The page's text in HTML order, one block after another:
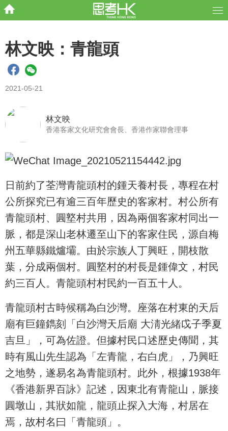
林文映：青龍頭
2021-05-21
林文映
香港客家文化研究會會長、香港作家聯會理事
日前約了荃灣青龍頭村的鍾天養村長，專程在村
公所探究已有逾三百年歷史的客家村。村公所有
青龍頭村、圓墪村共用，因為兩個客家村同出一
脈，都是深山老林遷至山下的客家住民，源自梅
州五華縣鐵爐壩。由於宗族人丁興旺，開枝散
葉，分成兩個村。圓墪村的村長是鍾偉文，村民
約三百人。青龍頭村村民約一百五十人。
青龍頭村古時候稱為白沙灣。座落在村東的天后
廟有巨鐘鐫刻「白沙灣天后廟 大淸光緒戉子季夏
吉旦」，可為佐證。但據村民口述歷史傳聞，其
時有風山先生認為「左青龍，右白虎」，乃興旺
之地勢，遂易名為青龍頭村。此外，根據1938年
《香港新界百詠》記述，因東北有青龍山，脈接
圓墩山，其狀如龍，龍頭止探入大海，村居在
焉，故村名曰「青龍頭」。